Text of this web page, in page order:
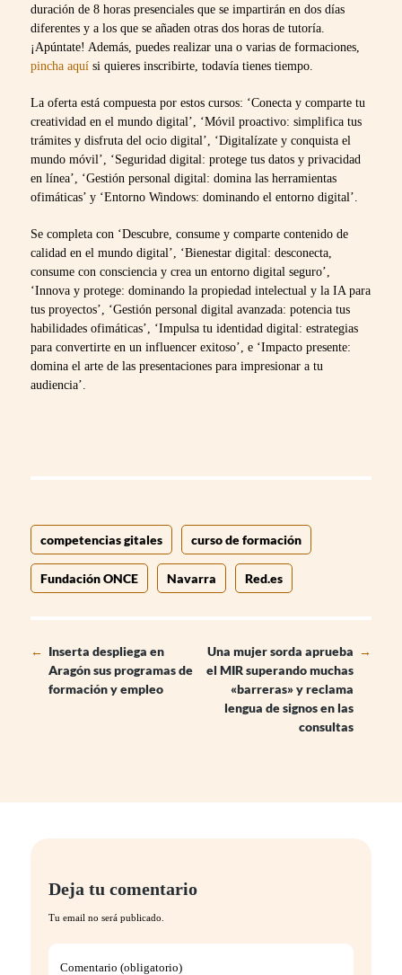
duración de 8 horas presenciales que se impartirán en dos días
diferentes y a los que se añaden otras dos horas de tutoría.
¡Apúntate! Además, puedes realizar una o varias de formaciones,
pincha aquí si quieres inscribirte, todavía tienes tiempo.
La oferta está compuesta por estos cursos: ‘Conecta y comparte tu
creatividad en el mundo digital’, ‘Móvil proactivo: simplifica tus
trámites y disfruta del ocio digital’, ‘Digitalízate y conquista el
mundo móvil’, ‘Seguridad digital: protege tus datos y privacidad
en línea’, ‘Gestión personal digital: domina las herramientas
ofimáticas’ y ‘Entorno Windows: dominando el entorno digital’.
Se completa con ‘Descubre, consume y comparte contenido de
calidad en el mundo digital’, ‘Bienestar digital: desconecta,
consume con consciencia y crea un entorno digital seguro’,
‘Innova y protege: dominando la propiedad intelectual y la IA para
tus proyectos’, ‘Gestión personal digital avanzada: potencia tus
habilidades ofimáticas’, ‘Impulsa tu identidad digital: estrategias
para convertirte en un influencer exitoso’, e ‘Impacto presente:
domina el arte de las presentaciones para impresionar a tu
audiencia’.
competencias gitales curso de formación
Fundación ONCE Navarra Red.es
← Inserta despliega en
Aragón sus programas de
formación y empleo
Una mujer sorda aprueba
el MIR superando muchas
«barreras» y reclama
lengua de signos en las
consultas
→
Deja tu comentario
Tu email no será publicado.
Comentario (obligatorio)